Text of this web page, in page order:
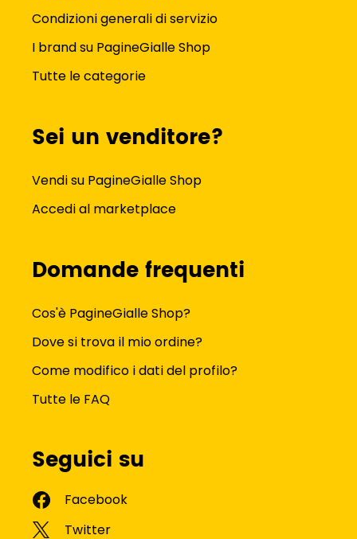
Condizioni generali di servizio
I brand su PagineGialle Shop
Tutte le categorie
Sei un venditore?
Vendi su PagineGialle Shop
Accedi al marketplace
Domande frequenti
Cos'è PagineGialle Shop?
Dove si trova il mio ordine?
Come modifico i dati del profilo?
Tutte le FAQ
Seguici su